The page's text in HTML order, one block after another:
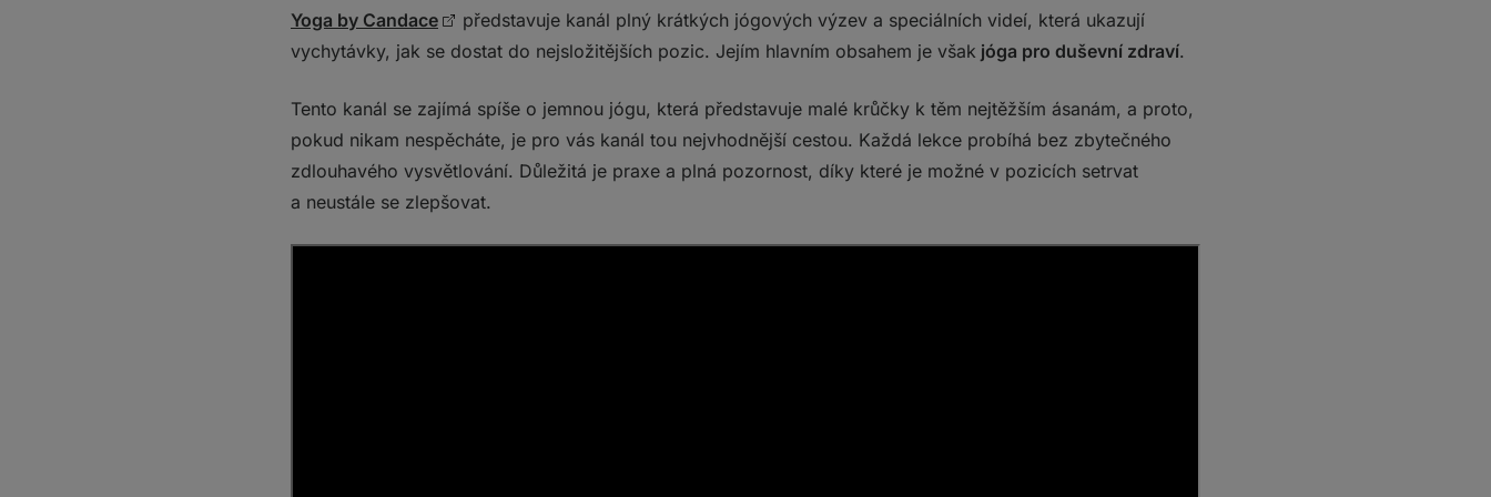
Yoga by Candace
představuje kanál plný krátkých jógových výzev a speciálních videí, která ukazují
vychytávky, jak se dostat do nejsložitějších pozic. Jejím hlavním obsahem je však jóga pro duševní zdraví.
Tento kanál se zajímá spíše o jemnou jógu, která představuje malé krůčky k těm nejtěžším ásanám, a proto,
pokud nikam nespěcháte, je pro vás kanál tou nejvhodnější cestou. Každá lekce probíhá bez zbytečného
zdlouhavého vysvětlování. Důležitá je praxe a plná pozornost, díky které je možné v pozicích setrvat
a neustále se zlepšovat.